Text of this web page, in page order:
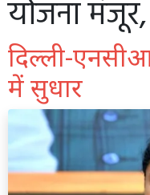
योजना
दिल्ली-
में सुधार